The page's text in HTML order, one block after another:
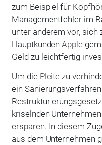
zum Beispiel für
Managementfehler im
unter anderem vor, sich
Hauptkunden Apple
Geld zu leichtfertig
Um die Pleite zu
ein
kriselnden
ersparen. In diesem
aus dem Unternehmen